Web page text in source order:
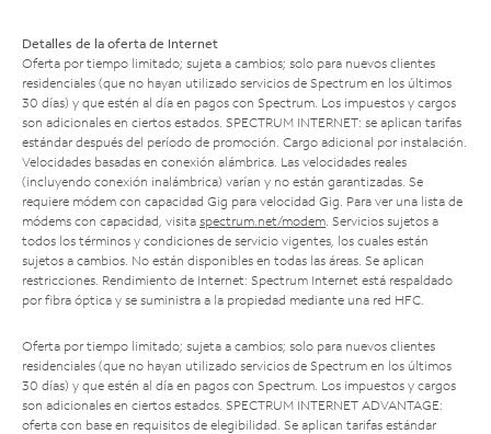
Detalles de la oferta de Internet
Oferta por tiempo limitado; sujeta a cambios; solo para nuevos clientes
residenciales (que no hayan utilizado servicios de Spectrum en los últimos
30 días) y que estén al día en pagos con Spectrum. Los impuestos y cargos
son adicionales en ciertos estados. SPECTRUM INTERNET: se aplican tarifas
estándar después del período de promoción. Cargo adicional por instalación.
Velocidades basadas en conexión alámbrica. Las velocidades reales
(incluyendo conexión inalámbrica) varían y no están garantizadas. Se
requiere módem con capacidad Gig para velocidad Gig. Para ver una lista de
módems con capacidad, visita spectrum.net/modem . Servicios sujetos a
todos los términos y condiciones de servicio vigentes, los cuales están
sujetos a cambios. No están disponibles en todas las áreas. Se aplican
restricciones. Rendimiento de Internet: Spectrum Internet está respaldado
por fibra óptica y se suministra a la propiedad mediante una red HFC.
Oferta por tiempo limitado; sujeta a cambios; solo para nuevos clientes
residenciales (que no hayan utilizado servicios de Spectrum en los últimos
30 días) y que estén al día en pagos con Spectrum. Los impuestos y cargos
son adicionales en ciertos estados. SPECTRUM INTERNET ADVANTAGE:
oferta con base en requisitos de elegibilidad. Se aplican tarifas estándar